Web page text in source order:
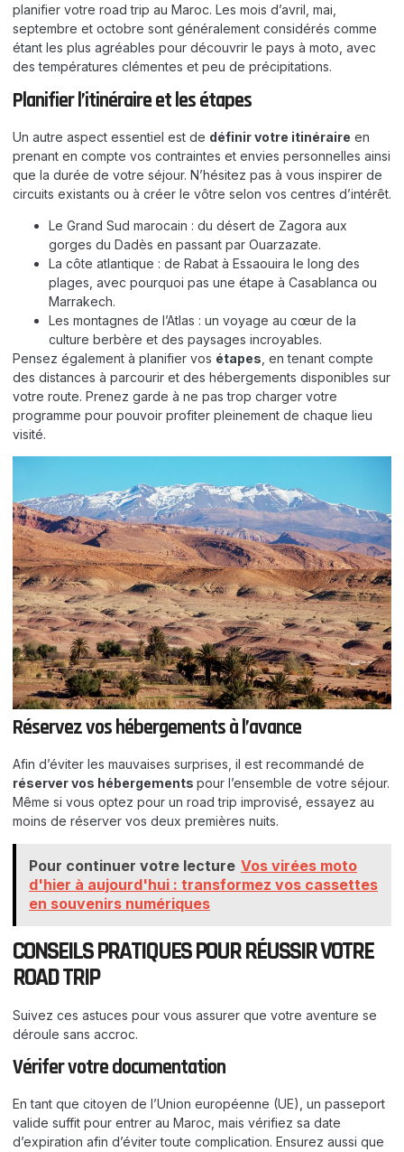
planifier votre road trip au Maroc. Les mois d’avril, mai,
septembre et octobre sont généralement considérés comme
étant les plus agréables pour découvrir le pays à moto, avec
des températures clémentes et peu de précipitations.
Planifier l’itinéraire et les étapes
Un autre aspect essentiel est de définir votre itinéraire en
prenant en compte vos contraintes et envies personnelles ainsi
que la durée de votre séjour. N’hésitez pas à vous inspirer de
circuits existants ou à créer le vôtre selon vos centres d’intérêt.
Le Grand Sud marocain : du désert de Zagora aux
gorges du Dadès en passant par Ouarzazate.
La côte atlantique : de Rabat à Essaouira le long des
plages, avec pourquoi pas une étape à Casablanca ou
Marrakech.
Les montagnes de l’Atlas : un voyage au cœur de la
culture berbère et des paysages incroyables.
Pensez également à planifier vos étapes , en tenant compte
des distances à parcourir et des hébergements disponibles sur
votre route. Prenez garde à ne pas trop charger votre
programme pour pouvoir profiter pleinement de chaque lieu
visité.
Réservez vos hébergements à l’avance
Afin d’éviter les mauvaises surprises, il est recommandé de
réserver vos hébergements pour l’ensemble de votre séjour.
Même si vous optez pour un road trip improvisé, essayez au
moins de réserver vos deux premières nuits.
Pour continuer votre lecture Vos virées moto
d'hier à aujourd'hui : transformez vos cassettes
en souvenirs numériques
CONSEILS PRATIQUES POUR RÉUSSIR VOTRE
ROAD TRIP
Suivez ces astuces pour vous assurer que votre aventure se
déroule sans accroc.
Vérifer votre documentation
En tant que citoyen de l’Union européenne (UE), un passeport
valide suffit pour entrer au Maroc, mais vérifiez sa date
d’expiration afin d’éviter toute complication. Ensurez aussi que